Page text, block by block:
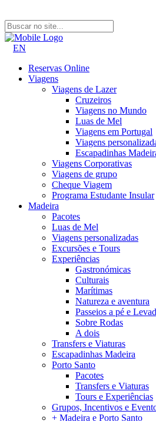
EN
Reservas Online
Viagens
Viagens de Lazer
Cruzeiros
Viagens no Mundo
Luas de Mel
Viagens em Portugal
Viagens
Escapadinhas
Viagens Corporativas
Viagens de grupo
Cheque Viagem
Programa Estudante Insular
Madeira
Pacotes
Luas de Mel
Viagens personalizadas
Excursões e Tours
Experiências
Gastronómicas
Culturais
Marítimas
Natureza e aventura
Passeios a pé e
Sobre Rodas
A dois
Transfers e Viaturas
Escapadinhas Madeira
Porto Santo
Pacotes
Transfers e Viaturas
Tours e Experiências
Grupos, Incentivos e
+ Madeira e Porto Santo